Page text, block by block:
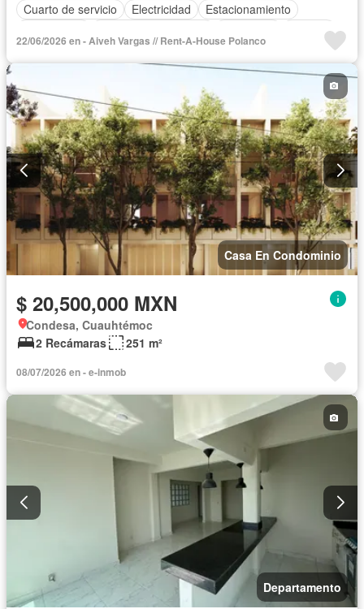
Cuarto de servicio
Electricidad
Estacionamiento
Terraza
Sin amueblar
22/06/2026 en - Aiveh Vargas // Rent-A-House Polanco
Casa En Condominio
$ 20,500,000 MXN
Condesa, Cuauhtémoc
2 Recámaras
251 m²
08/07/2026 en - e-inmob
Departamento